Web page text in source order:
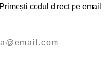
Primești codul direct pe email